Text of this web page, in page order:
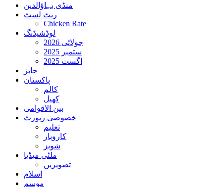
منڈی بہاؤالدین
ریٹ لسٹ
Chicken Rate
لوڈشیڈنگ
جولائی 2026
ستمبر 2025
اگست 2025
جابز
پاکستان
کالم
کھیل
بین الاقوامی
خصوصی رپورٹ
تعلیم
کاروبار
شوبز
ملٹی میڈیا
تصویریں
اسلام
موسم